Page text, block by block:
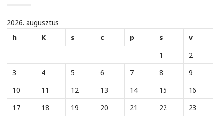
2026. augusztus
h
K s c p s
v
1
2
3
4 5 6 7 8
9
10
11 12 13 14 15
16
17
18 19 20 21 22
23